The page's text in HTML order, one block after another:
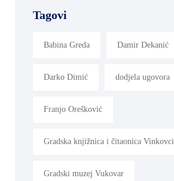
Tagovi
Babina Greda Damir Dekanić
Darko Dimić dodjela ugovora
Franjo Orešković
Gradska knjižnica i čitaonica Vinkovci
Gradski muzej Vukovar